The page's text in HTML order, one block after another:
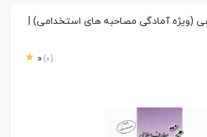
(ویژه آمادگی مصاحبه های استخدامی) |
0 (0)